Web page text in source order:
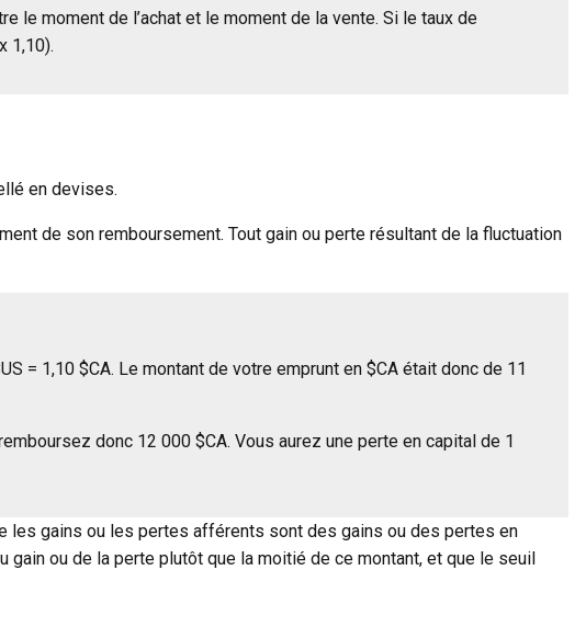
le moment de l’achat et le moment de la vente. Si le taux de
1,10).
en devises.
de son remboursement. Tout gain ou perte résultant de la fluctuation
= 1,10 $CA. Le montant de votre emprunt en $CA était donc de 11
donc 12 000 $CA. Vous aurez une perte en capital de 1
gains ou les pertes afférents sont des gains ou des pertes en
gain ou de la perte plutôt que la moitié de ce montant, et que le seuil